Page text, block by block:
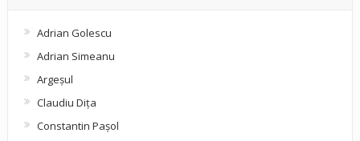
Adrian Golescu
Adrian Simeanu
Argeşul
Claudiu Diţa
Constantin Pașol